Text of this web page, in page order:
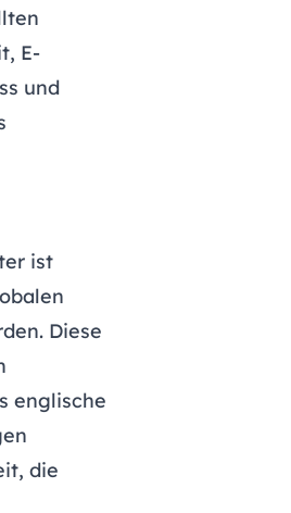
E-
und
ist
Diese
englische
die